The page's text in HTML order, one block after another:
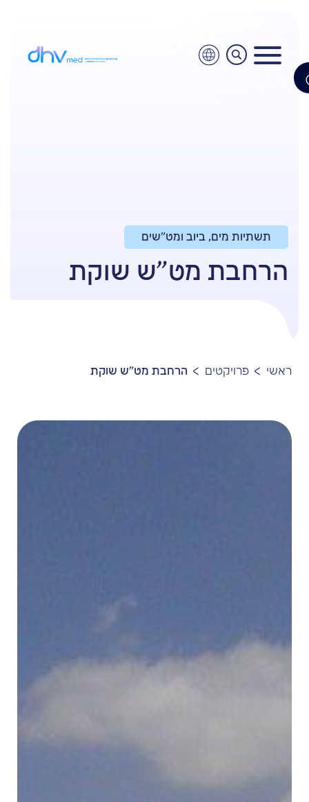
תשתיות מים, ביוב ומט"שים
הרחבת מט"ש שוקת
ראשי פרויקטים הרחבת מט"ש שוקת